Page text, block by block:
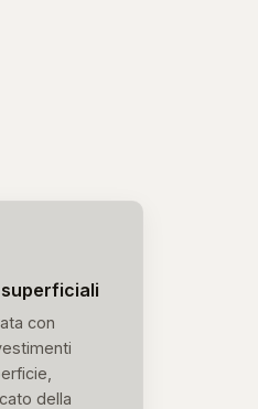
con
della